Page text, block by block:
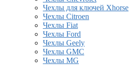
Чехлы для ключей Xhorse
Чехлы Citroen
Чехлы Fiat
Чехлы Ford
Чехлы Geely
Чехлы GMC
Чехлы MG